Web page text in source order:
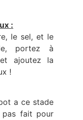
:
le sel, et le
portez à
ajoutez la
!
a ce stade
pas fait pour